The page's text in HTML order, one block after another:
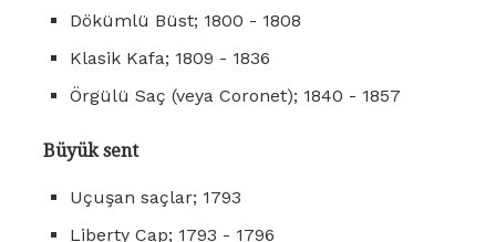
Dökümlü Büst; 1800 - 1808
Klasik Kafa; 1809 - 1836
Örgülü Saç (veya Coronet); 1840 - 1857
Büyük sent
Uçuşan saçlar; 1793
Liberty Cap; 1793 - 1796